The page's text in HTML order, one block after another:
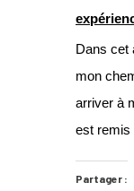
Dans cet
mon
arriver à
est remis
Partager :